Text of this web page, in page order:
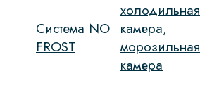
Система NO
FROST
холодильная
камера,
морозильная
камера